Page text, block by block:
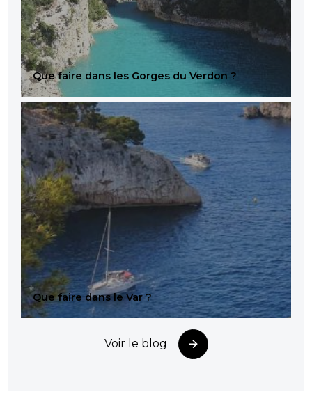
Que faire dans les Gorges du Verdon ?
Que faire dans le Var ?
Voir le blog